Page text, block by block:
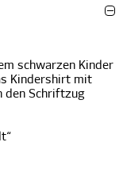
schwarzen Kinder
Kindershirt mit
den Schriftzug